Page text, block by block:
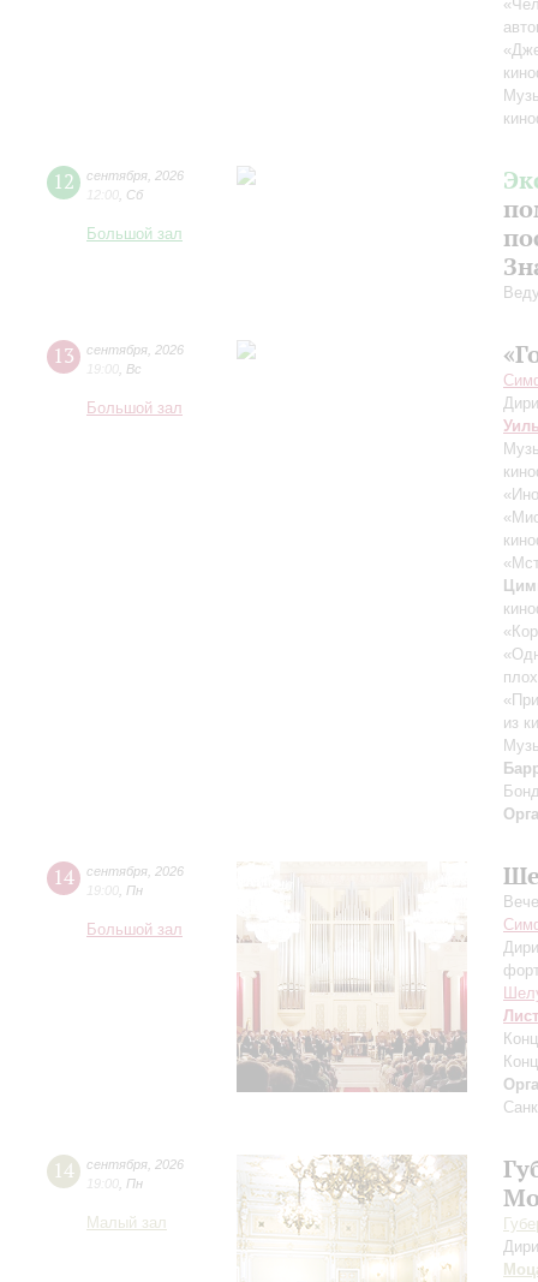
12 сентября 2026
12:00 Сб
Большой зал
13 сентября 2026
19:00 Вс
Большой зал
из
14 сентября 2026
19:00 Пн
Большой зал
Лист
14 сентября 2026
19:00 Пн
Малый зал